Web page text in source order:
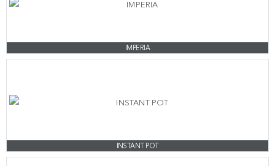
IMPERIA
INSTANT POT